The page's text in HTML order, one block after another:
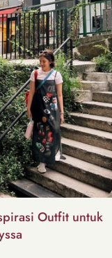
Outfit untuk